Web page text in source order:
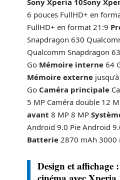
6 pouces FullHD+ en
FullHD+ en format 21:9
Snapdragon 630
Qualcomm Snapdragon
Go Mémoire interne 64
Mémoire externe
Go Caméra principale
5 MP Caméra double 12
avant 8 MP 8 MP
Android 9.0 Pie Android
Batterie 2870 mAh 3000
Design et affichage